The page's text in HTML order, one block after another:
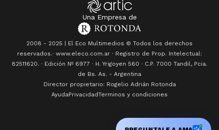
Una Empresa de
2008 - 2025 | El Eco Multimedios © Todos los derechos
reservados.· www.eleco.com.ar · Registro de Prop. Intelectual:
82511620. · Edición Nº 6977 · H. Yrigoyen 560 · C.P. 7000 Tandil, Pcia.
de Bs. As. - Argentina
Director propietario: Rogelio Adrián Rotonda
AyudaPrivacidadTerminos y condiciones